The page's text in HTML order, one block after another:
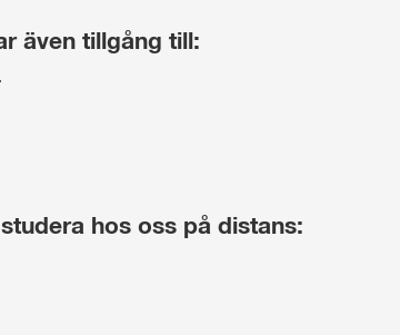
även tillgång till:
hos oss på distans: